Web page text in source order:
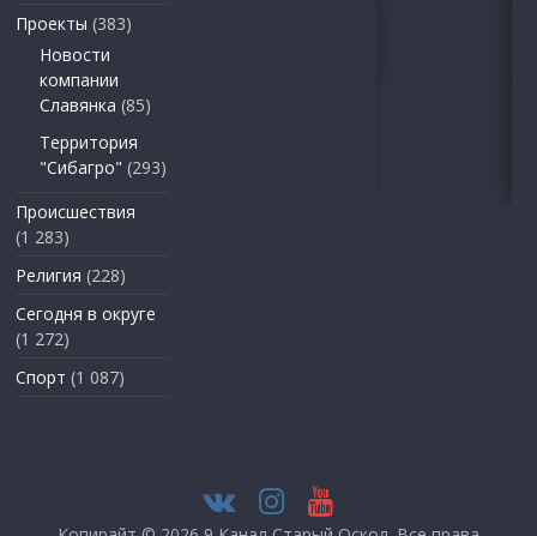
Проекты (383)
Новости
компании
Славянка (85)
Территория
"Сибагро" (293)
Происшествия
(1 283)
Религия (228)
Сегодня в округе
(1 272)
Спорт (1 087)